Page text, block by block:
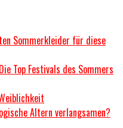
Sommerkleider für diese
Top Festivals des Sommers
Altern verlangsamen?